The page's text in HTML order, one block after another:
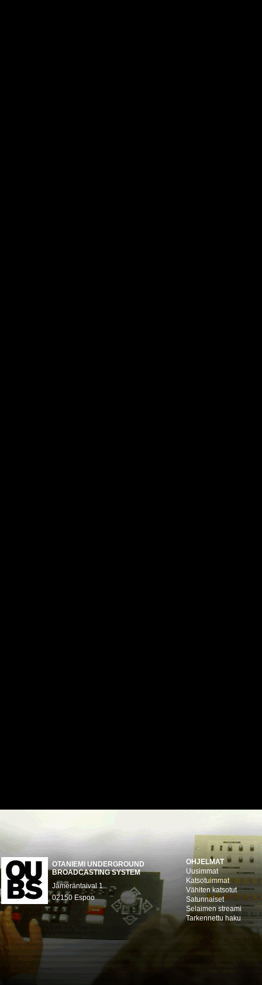
OTANIEMI UNDERGROUND
BROADCASTING SYSTEM
Jämeräntaival 1
02150 Espoo
OHJELMAT
Uusimmat
Katsotuimmat
Vähiten katsotut
Satunnaiset
Selaimen streami
Tarkennettu haku